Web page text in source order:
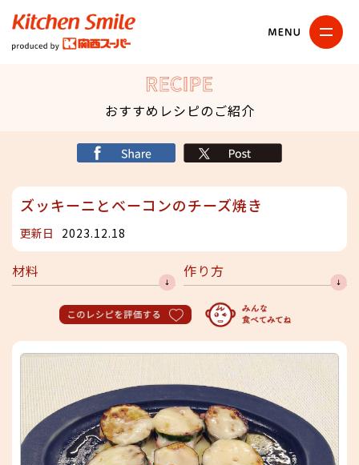
キッチンスマイル
おすすめレシピのご紹介
ズッキーニとベーコンのチーズ焼き
更新日 2023.12.18
材料 作り方